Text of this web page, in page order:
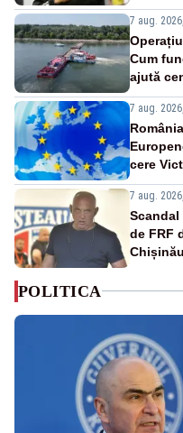
7 aug.
Cum
ajută
7 aug.
cere
7 aug.
Scandal
de FRF
Chișinău
POLITICA